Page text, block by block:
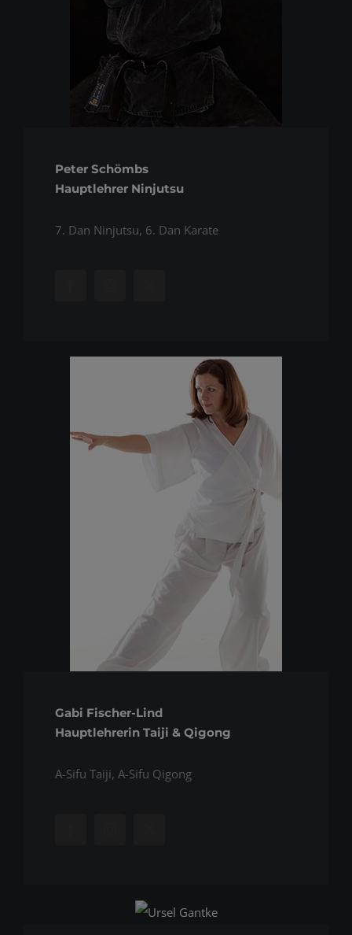
Peter Schömbs
Hauptlehrer Ninjutsu
7. Dan Ninjutsu, 6. Dan Karate
Gabi Fischer-Lind
Hauptlehrerin Taiji & Qigong
A-Sifu Taiji, A-Sifu Qigong